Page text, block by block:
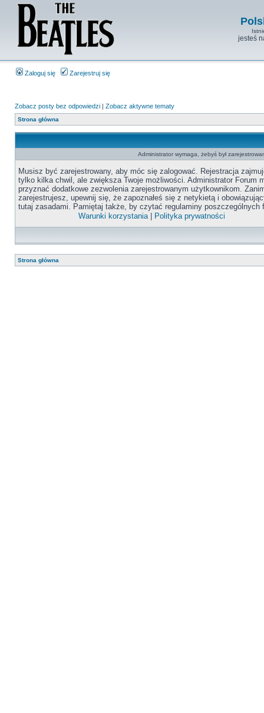
jesteś
Zaloguj się Zarejestruj się
Zobacz posty bez odpowiedzi | Zobacz aktywne tematy
Strona główna
Administrator wymaga, żebyś był
Musisz być zarejestrowany, aby móc się zalogować. Rejestracja
tylko kilka chwil, ale zwiększa Twoje możliwości. Administrator Forum
przyznać dodatkowe zezwolenia zarejestrowanym użytkownikom.
zarejestrujesz, upewnij się, że zapoznałeś się z netykietą i
tutaj zasadami. Pamiętaj także, by czytać regulaminy poszczególnych
Warunki korzystania| Polityka prywatności
Strona główna